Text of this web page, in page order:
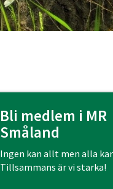
Bli medlem i MR
Småland
Ingen kan allt men alla
Tillsammans är vi starka!